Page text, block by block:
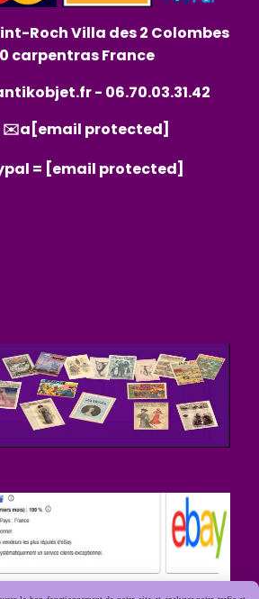
Roch Villa des 2 Colombes
carpentras France
- 06.70.03.31.42
[email protected]
= [email protected]